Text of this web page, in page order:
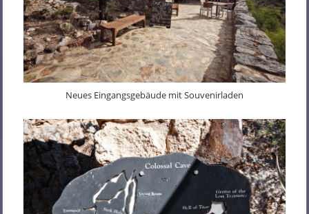
Neues Eingangsgebäude mit Souvenirladen